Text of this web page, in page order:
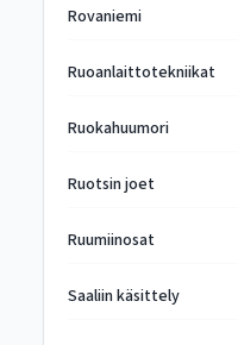
Rovaniemi
Ruoanlaittotekniikat
Ruokahuumori
Ruotsin joet
Ruumiinosat
Saaliin käsittely